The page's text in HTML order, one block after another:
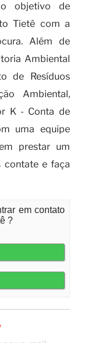
objetivo de
Tietê com a
Além de
Ambiental
de Resíduos
Ambiental,
K - Conta de
uma equipe
prestar um
contate e faça
em contato
?